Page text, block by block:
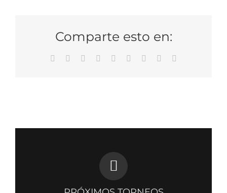
Comparte esto en:
Facebook
TwitterReddit LinkedInWhatsApp
TumblrPinterest